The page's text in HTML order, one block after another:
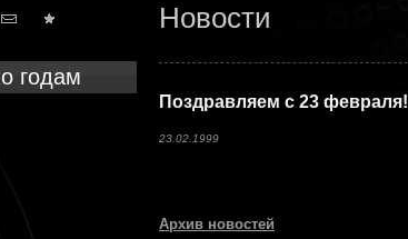
Новости
Поздравляем с 23 февраля!
23.02.1999
Архив новостей
годам